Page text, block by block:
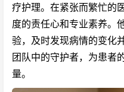
疗护理。在紧张而繁忙的
度的责任心和专业素养。
验，及时发现病情的变化
团队中的守护者，为患者
量。